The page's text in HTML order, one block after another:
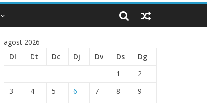
agost 2026
Dl
Dt Dc Dj Dv Ds
Dg
1
2
3
4 5 6 7 8
9